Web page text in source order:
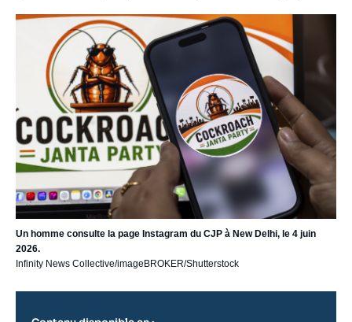
Image
principale
Un homme consulte la page Instagram du CJP à New Delhi, le 4 juin
2026.
Infinity News Collective/imageBROKER/Shutterstock